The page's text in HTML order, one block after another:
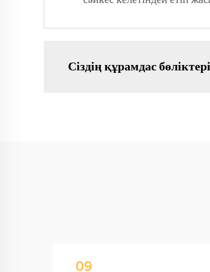
Сіздің құрамдас
09